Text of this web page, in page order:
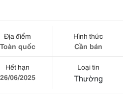
Địa điểm
Toàn quốc
Hình thức
Cần bán
Hết hạn
26/06/2025
Loại tin
Thường